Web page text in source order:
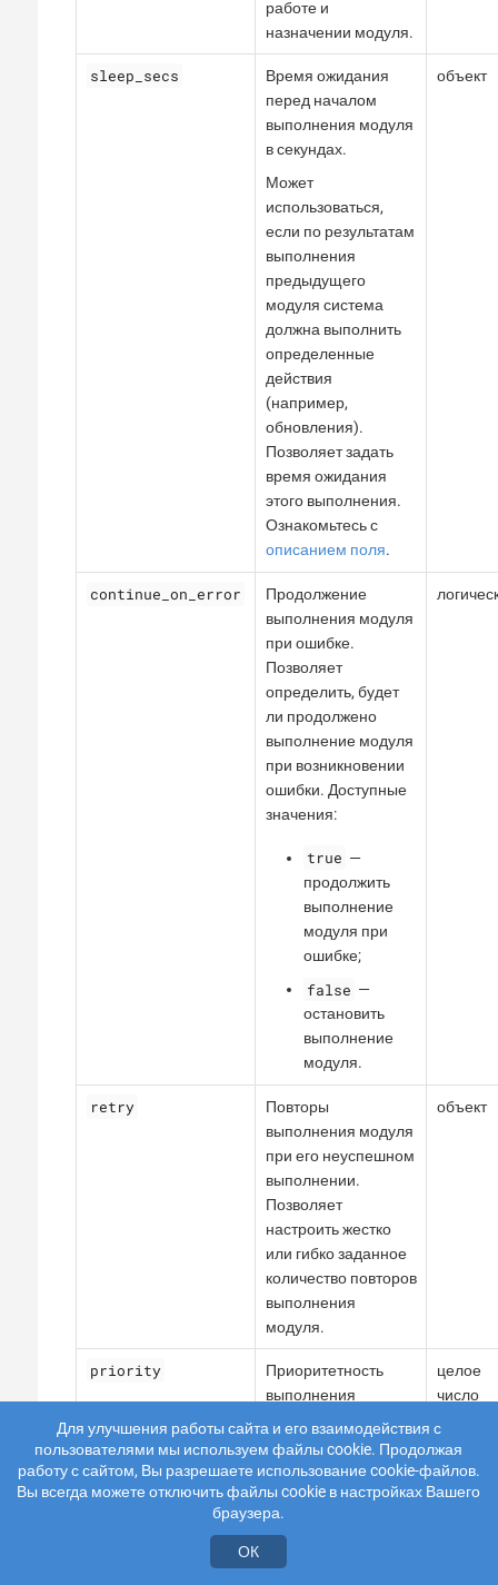
работе и
назначении модуля.
sleep_secs
Время ожидания
перед началом
выполнения модуля
в секундах.
Может
использоваться,
если по результатам
выполнения
предыдущего
модуля система
должна выполнить
определенные
действия
(например,
обновления).
Позволяет задать
время ожидания
этого выполнения.
Ознакомьтесь с
описанием поля.
объект
continue_on_error
Продолжение
выполнения модуля
при ошибке.
Позволяет
определить, будет
ли продолжено
выполнение модуля
при возникновении
ошибки. Доступные
значения:
true —
продолжить
выполнение
модуля при
ошибке;
false —
остановить
выполнение
модуля.
retry
Повторы
выполнения модуля
при его неуспешном
выполнении.
Позволяет
настроить жестко
или гибко заданное
количество повторов
выполнения
модуля.
объект
priority
Приоритетность
выполнения
зависимости от
важности задачи,
выполняемой
модулем, можно
определить его
приоритетность по
целое
число
Для улучшения работы сайта и его взаимодействия с
пользователями мы используем файлы cookie. Продолжая
работу с сайтом, Вы разрешаете использование cookie-файлов.
Вы всегда можете отключить файлы cookie в настройках Вашего
браузера.
ОК